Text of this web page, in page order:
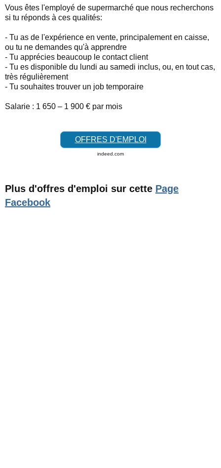
Vous êtes l'employé de supermarché que nous recherchons
si tu réponds à ces qualités:
- Tu as de l'expérience en vente, principalement en caisse,
ou tu ne demandes qu'à apprendre
- Tu apprécies beaucoup le contact client
- Tu es disponible du lundi au samedi inclus, ou, en tout cas,
très régulièrement
- Tu souhaites trouver un job temporaire
Salarie : 1 650 – 1 900 € par mois
OFFRES D'EMPLOI
indeed.com
Plus d'offres d'emploi sur cette Page
Facebook